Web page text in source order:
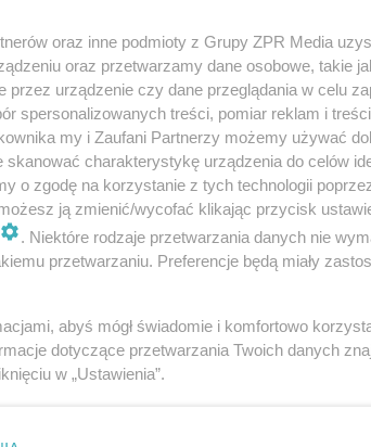
oraz inne podmioty z Grupy ZPR Media
oraz przetwarzamy dane osobowe, takie
przez urządzenie czy dane przeglądania w celu
spersonalizowanych treści, pomiar reklam i
my i Zaufani Partnerzy możemy używać
charakterystykę urządzenia do celów
o zgodę na korzystanie z tych technologii
ją zmienić/wycofać klikając przycisk
. Niektóre rodzaje przetwarzania danych nie
przetwarzaniu. Preferencje będą miały
abyś mógł świadomie i komfortowo
dotyczące przetwarzania Twoich danych
w „Ustawienia”.